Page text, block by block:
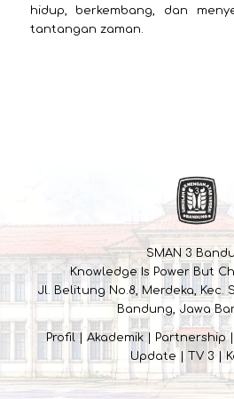
hidup, berkembang, dan
tantangan zaman.
SMAN 3
Knowledge Is Power But
Jl. Belitung No.8, Merdeka, Kec.
Bandung, Jawa
Profil| Akademik| Partnership|
Update
TV 3|